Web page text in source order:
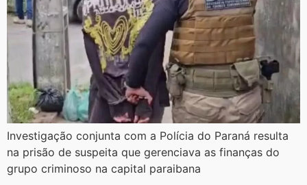
​Investigação conjunta com a Polícia do Paraná resulta
na prisão de suspeita que gerenciava as finanças do
grupo criminoso na capital paraibana